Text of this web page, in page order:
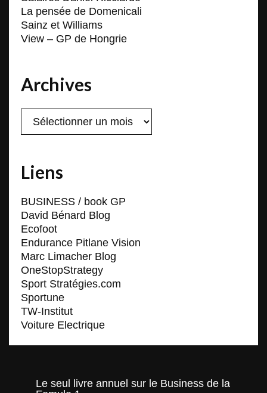
La pensée de Domenicali
Sainz et Williams
View – GP de Hongrie
Archives
Liens
BUSINESS / book GP
David Bénard Blog
Ecofoot
Endurance Pitlane Vision
Marc Limacher Blog
OneStopStrategy
Sport Stratégies.com
Sportune
TW-Institut
Voiture Electrique
Le seul livre annuel sur le Business de la